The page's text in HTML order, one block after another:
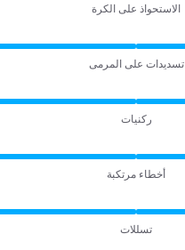
الاستحواذ على الكرة
تسديدات على المرمى
ركنيات
أخطاء مرتكبة
تسللات